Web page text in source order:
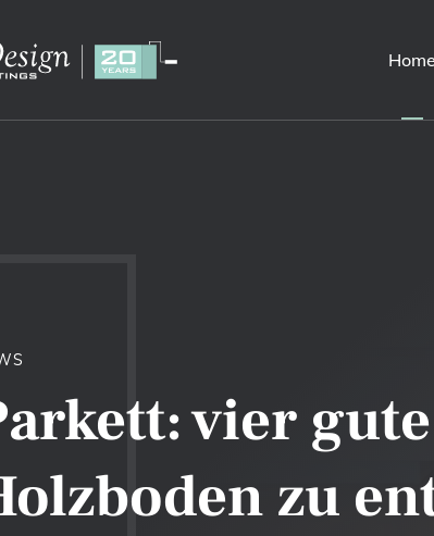
Home
vier
zu